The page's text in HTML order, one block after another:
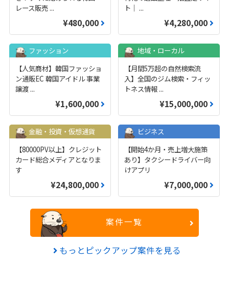
レース販売 ...
¥480,000
ト｜ ...
¥4,280,000
ファッション
【人気商材】韓国ファッショ
ン通販EC 韓国アイドル 事業
譲渡 ...
¥1,600,000
地域・ローカル
【月間5万超の自然検索流
入】全国のジム検索・フィッ
トネス情報 ...
¥15,000,000
金融・投資・仮想通貨
【80000PV以上】クレジット
カード総合メディアとなりま
す
¥24,800,000
ビジネス
【開始4か月・売上増大施策
あり】タクシードライバー向
けアプリ
¥7,000,000
案件一覧
もっとピックアップ案件を見る